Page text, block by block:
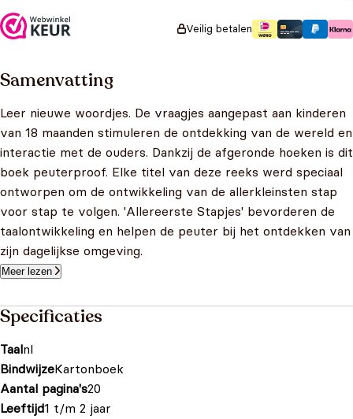
Veilig betalen
Samenvatting
Leer nieuwe woordjes. De vraagjes aangepast aan kinderen
van 18 maanden stimuleren de ontdekking van de wereld en
interactie met de ouders. Dankzij de afgeronde hoeken is dit
boek peuterproof. Elke titel van deze reeks werd speciaal
ontworpen om de ontwikkeling van de allerkleinsten stap
voor stap te volgen. 'Allereerste Stapjes' bevorderen de
taalontwikkeling en helpen de peuter bij het ontdekken van
zijn dagelijkse omgeving.
Meer lezen
Specificaties
Taalnl
BindwijzeKartonboek
Aantal pagina's20
Leeftijd1 t/m 2 jaar